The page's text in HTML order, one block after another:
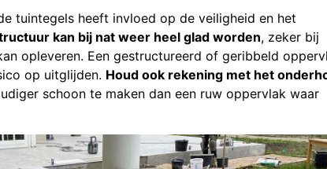
tuintegels heeft invloed op de veiligheid en het
kan bij nat weer heel glad worden, zeker bij
opleveren. Een gestructureerd of geribbeld
op uitglijden. Houd ook rekening met het
schoon te maken dan een ruw oppervlak waar